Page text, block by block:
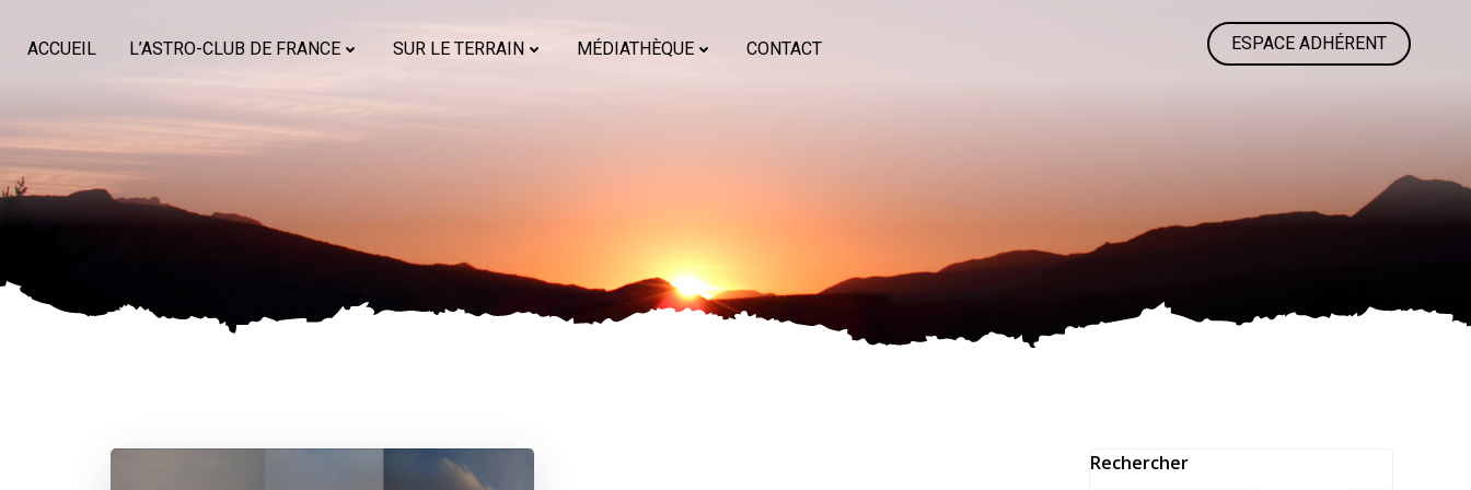
ACCUEIL L’ASTRO-CLUB DE FRANCE SUR LE TERRAIN MÉDIATHÈQUE CONTACT ESPACE ADHÉRENT
Rechercher